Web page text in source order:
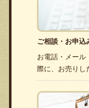
ご相談・お申込
お電話・メール
際に、お売りし